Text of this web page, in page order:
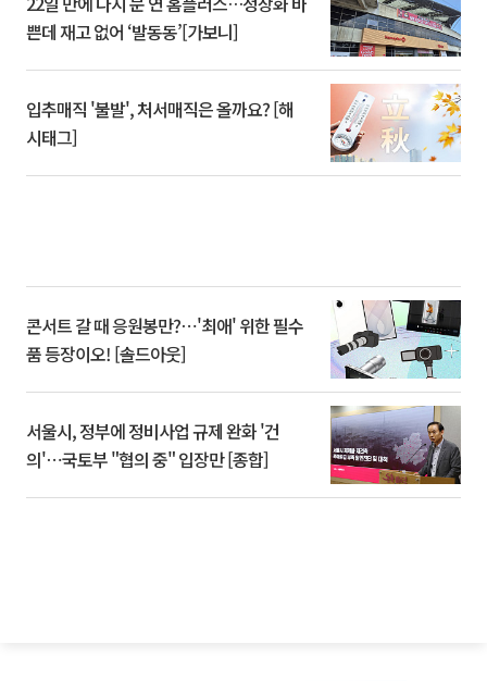
쁜데 재고 없어 ‘발동동’[가보니]
입추매직 '불발', 처서매직은 올까요? [해
시태그]
콘서트 갈 때 응원봉만?⋯'최애' 위한 필수
품 등장이오! [솔드아웃]
서울시, 정부에 정비사업 규제 완화 '건
의'⋯국토부 "협의 중" 입장만 [종합]